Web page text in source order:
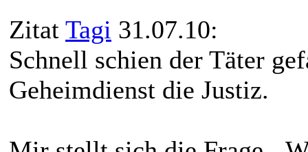
Zitat Tagi 31.07.10:
Schnell schien der Täter
Geheimdienst die Justiz.